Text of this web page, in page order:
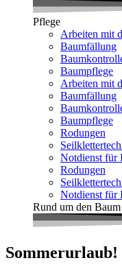
Pflege
Arbeiten mit
Baumfällung
Baumpflege
Arbeiten mit
Baumfällung
Baumpflege
Rodungen
Notdienst für
Rodungen
Notdienst für
Rund um den Baum
Sommerurlaub!